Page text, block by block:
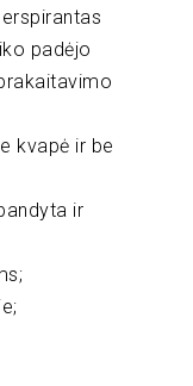
padėjo
kvapė ir be
ir